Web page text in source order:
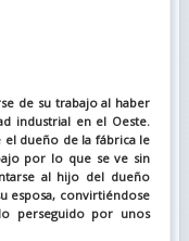
de su trabajo al haber
industrial en el Oeste.
el dueño de la fábrica le
por lo que se ve sin
al hijo del dueño
esposa, convirtiéndose
perseguido por unos